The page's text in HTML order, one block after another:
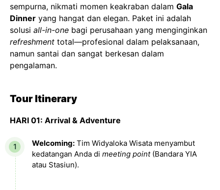
sempurna, nikmati momen keakraban dalam Gala
Dinner yang hangat dan elegan. Paket ini adalah
solusi all-in-one bagi perusahaan yang menginginkan
refreshment total—profesional dalam pelaksanaan,
namun santai dan sangat berkesan dalam
pengalaman.
Tour Itinerary
HARI 01: Arrival & Adventure
Welcoming: Tim Widyaloka Wisata menyambut
kedatangan Anda di meeting point(Bandara YIA
atau Stasiun).